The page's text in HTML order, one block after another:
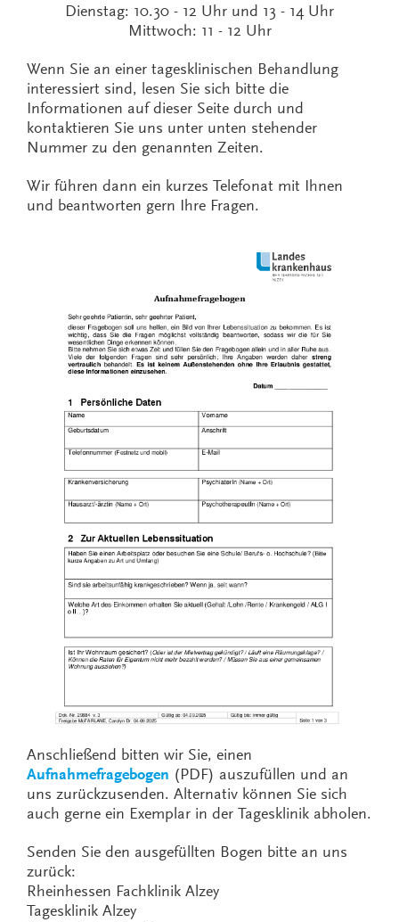
Dienstag: 10.30 - 12 Uhr und 13 - 14 Uhr
Mittwoch: 11 - 12 Uhr
Wenn Sie an einer tagesklinischen Behandlung
interessiert sind, lesen Sie sich bitte die
Informationen auf dieser Seite durch und
kontaktieren Sie uns unter unten stehender
Nummer zu den genannten Zeiten.
Wir führen dann ein kurzes Telefonat mit Ihnen
und beantworten gern Ihre Fragen.
Anschließend bitten wir Sie, einen
Aufnahmefragebogen (PDF) auszufüllen und an
uns zurückzusenden. Alternativ können Sie sich
auch gerne ein Exemplar in der Tagesklinik abholen.
Senden Sie den ausgefüllten Bogen bitte an uns
zurück:
Rheinhessen Fachklinik Alzey
Tagesklinik Alzey